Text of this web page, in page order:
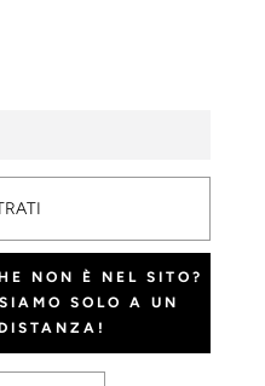
NON È NEL SITO?
SOLO A UN